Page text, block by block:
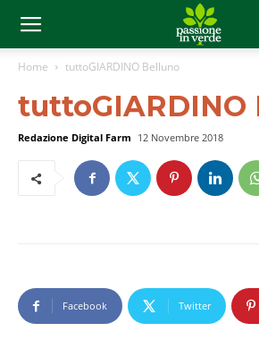
Home tuttoGIARDINO Belluno
tuttoGIARDINO
Redazione Digital Farm 12 Novembre 2018
Facebook Twitter